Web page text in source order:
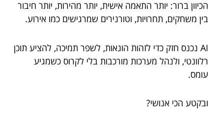
הכיוון ברור: יותר התאמה אישית, יותר מהירות, יותר חיבור
בין משחקים, תחרויות, וטורנירים שמרגישים כמו אירוע.
AI נכנס חזק כדי לזהות הונאות, לשפר תמיכה, להציע תוכן
רלוונטי, ולנהל מערכות מורכבות בלי לקרוס כשמגיע
עומס.
ובקטע הכי אנושי?